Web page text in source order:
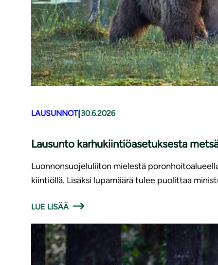
LAUSUNNOT|30.6.2026
Lausunto karhukiintiöasetuksesta
Luonnonsuojeluliiton mielestä
kiintiöllä. Lisäksi lupamäärä tulee puolittaa
LUE LISÄÄ